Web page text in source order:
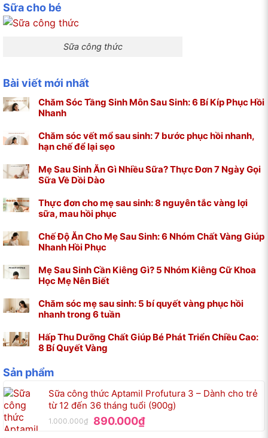
Sữa cho bé
Sữa công thức
Bài viết mới nhất
Chăm Sóc Tầng Sinh Môn Sau Sinh: 6 Bí Kíp Phục Hồi
Nhanh
Chăm sóc vết mổ sau sinh: 7 bước phục hồi nhanh,
hạn chế để lại sẹo
Mẹ Sau Sinh Ăn Gì Nhiều Sữa? Thực Đơn 7 Ngày Gọi
Sữa Về Dồi Dào
Thực đơn cho mẹ sau sinh: 8 nguyên tắc vàng lợi
sữa, mau hồi phục
Chế Độ Ăn Cho Mẹ Sau Sinh: 6 Nhóm Chất Vàng Giúp
Nhanh Hồi Phục
Mẹ Sau Sinh Cần Kiêng Gì? 5 Nhóm Kiêng Cữ Khoa
Học Mẹ Nên Biết
Chăm sóc mẹ sau sinh: 5 bí quyết vàng phục hồi
nhanh trong 6 tuần
Hấp Thu Dưỡng Chất Giúp Bé Phát Triển Chiều Cao:
8 Bí Quyết Vàng
Sản phẩm
Sữa công thức Aptamil Profutura 3 – Dành cho trẻ
từ 12 đến 36 tháng tuổi (900g)
1.000.000₫
Giá
890.000₫Giá